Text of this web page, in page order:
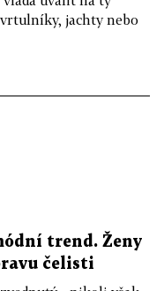
jachty nebo
trend. Ženy
čelisti